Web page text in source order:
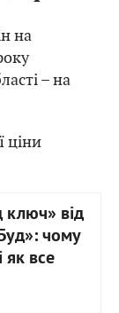
на
– на
ціни
ключ» від
чому
як все